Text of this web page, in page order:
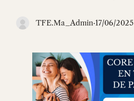
TFE.Ma_Admin·17/06/2025